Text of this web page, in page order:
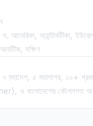
অ্যান্টার্কটিকা,
দক্ষিণ
৫ মহাসাগর, ১০+
ও বাংলাদেশের কৌশলগত